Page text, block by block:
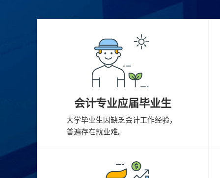
会计专业应届毕业生
大学毕业生因缺乏会计工作经验，
普遍存在就业难。